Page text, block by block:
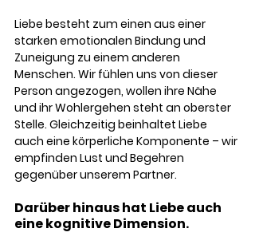
Liebe besteht zum einen aus einer
starken emotionalen Bindung und
Zuneigung zu einem anderen
Menschen. Wir fühlen uns von dieser
Person angezogen, wollen ihre Nähe
und ihr Wohlergehen steht an oberster
Stelle. Gleichzeitig beinhaltet Liebe
auch eine körperliche Komponente – wir
empfinden Lust und Begehren
gegenüber unserem Partner.
Darüber hinaus hat Liebe auch
eine kognitive Dimension.